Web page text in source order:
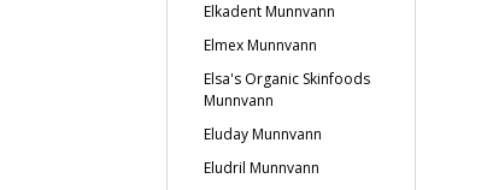
Elkadent Munnvann
Elmex Munnvann
Elsa's Organic Skinfoods
Munnvann
Eluday Munnvann
Eludril Munnvann